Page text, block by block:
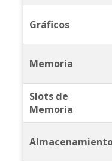
Gráficos
Memoria
Slots de
Memoria